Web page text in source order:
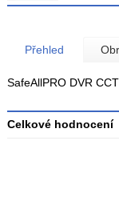
Přehled
SafeAllPRO DVR
Celkové hodnocení